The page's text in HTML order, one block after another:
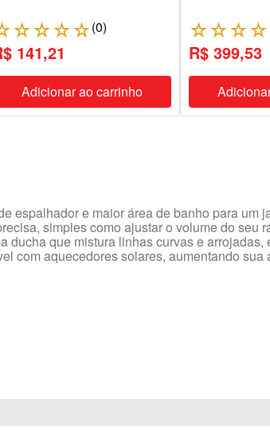
☆☆☆☆(0)
141,21
Adicionar ao carrinho
☆☆☆☆
R$ 399,53
espalhador e maior área de banho para um
simples como ajustar o volume do seu
ducha que mistura linhas curvas e arrojadas,
com aquecedores solares, aumentando sua